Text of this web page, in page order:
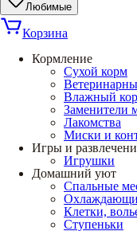
Любимые
Корзина
Кормление
Сухой корм
Влажный
Заменители
Лакомства
Миски и
Игры и
Игрушки
Домашний уют
Спальные
Клетки,
Ступеньки